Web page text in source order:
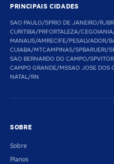
PRINCIPAIS CIDADES
SAO PAULO/SPRIO DE JANEIRO/RJ
CURITIBA/PRFORTALEZA/CE
MANAUS/AMRECIFE/PESALVADOR/
CUIABA/MTCAMPINAS/SPBARUERI/
SAO BERNARDO DO CAMPO/SP
CAMPO GRANDE/MSSAO JOSE DOS
NATAL/RN
SOBRE
Sobre
Planos